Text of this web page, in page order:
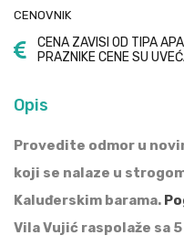
CENOVNIK
CENA ZAVISI OD TIPA
PRAZNIKE CENE SU
Opis
Provedite odmor u
koji se nalaze u
Kaluđerskim barama.
Vila Vujić raspolaže sa